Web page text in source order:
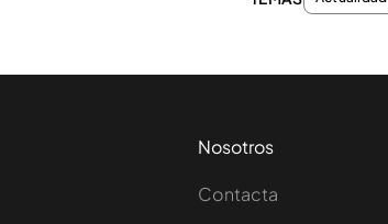
Nosotros
Contacta